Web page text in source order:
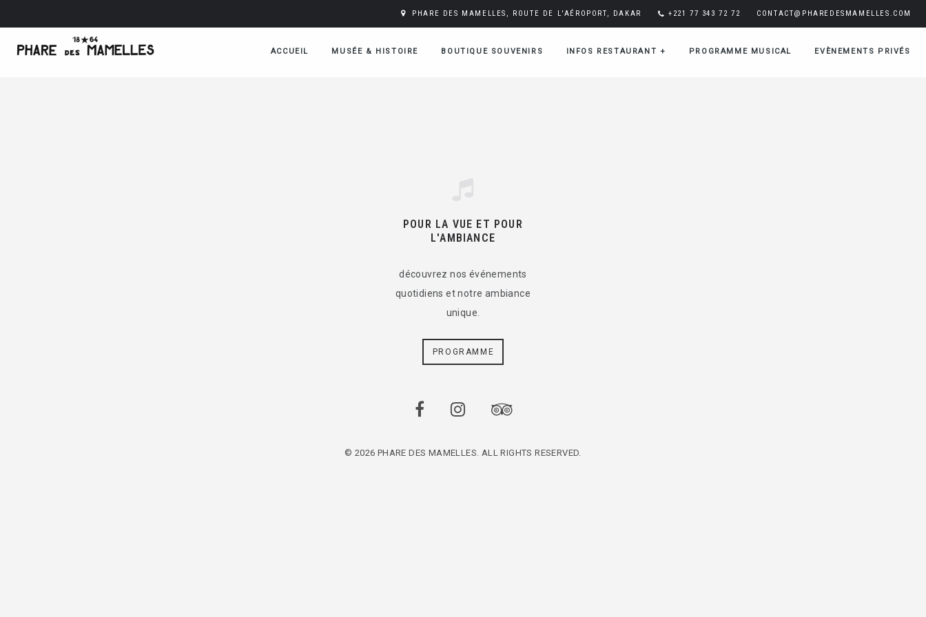
PHARE DES MAMELLES, ROUTE DE L'AÉROPORT, DAKAR +221 77 343 72 72 CONTACT@PHAREDESMAMELLES.COM
ACCUEIL MUSÉE & HISTOIRE BOUTIQUE SOUVENIRS INFOS RESTAURANT + PROGRAMME MUSICAL EVÈNEMENTS PRIVÉS
POUR LA VUE ET POUR
L'AMBIANCE
découvrez nos événements
quotidiens et notre ambiance
unique.
PROGRAMME
© 2026 PHARE DES MAMELLES. ALL RIGHTS RESERVED.